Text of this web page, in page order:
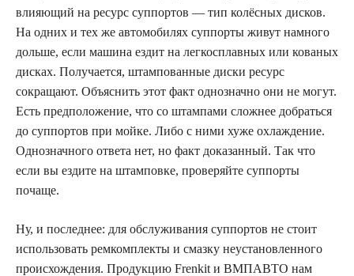
влияющий на ресурс суппортов — тип колёсных дисков.
На одних и тех же автомобилях суппорты живут намного
дольше, если машина ездит на легкосплавных или кованых
дисках. Получается, штампованные диски ресурс
сокращают. Объяснить этот факт однозначно они не могут.
Есть предположение, что со штампами сложнее добраться
до суппортов при мойке. Либо с ними хуже охлаждение.
Однозначного ответа нет, но факт доказанный. Так что
если вы ездите на штамповке, проверяйте суппорты
почаще.
Ну, и последнее: для обслуживания суппортов не стоит
использовать ремкомплекты и смазку неустановленного
происхождения. Продукцию Frenkit и ВМПАВТО нам